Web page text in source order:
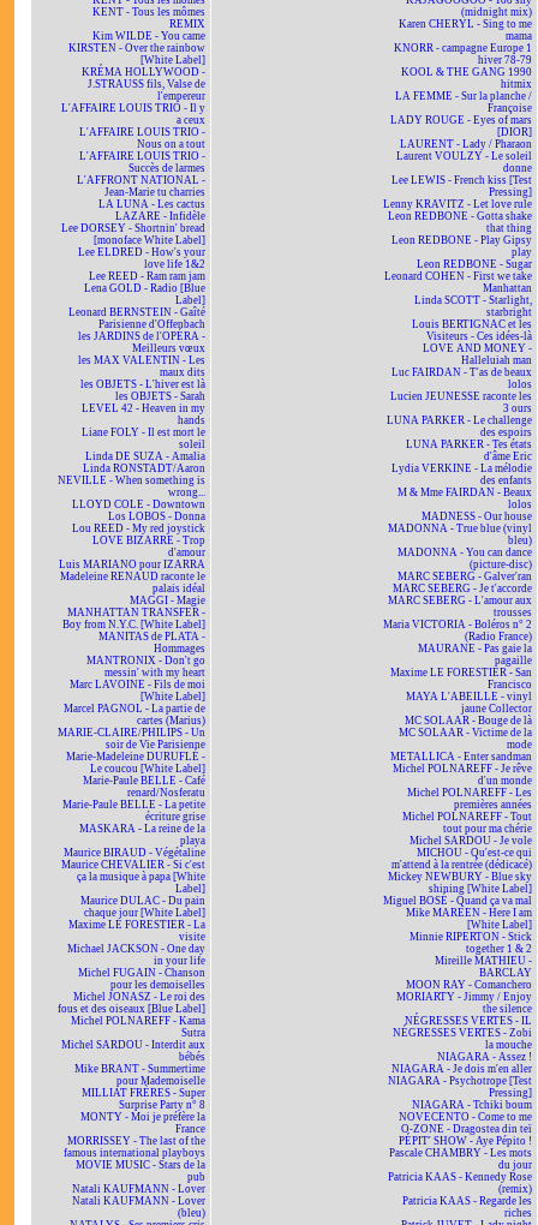
KENT - Tous les mômes
REMIX
Kim WILDE - You came
KIRSTEN - Over the rainbow
[White Label]
KRÉMA HOLLYWOOD -
J.STRAUSS fils, Valse de
l'empereur
L'AFFAIRE LOUIS TRIO - Il y
a ceux
L'AFFAIRE LOUIS TRIO -
Nous on a tout
L'AFFAIRE LOUIS TRIO -
Succès de larmes
L'AFFRONT NATIONAL -
Jean-Marie tu charries
LA LUNA - Les cactus
LAZARE - Infidèle
Lee DORSEY - Shortnin' bread
[monoface White Label]
Lee ELDRED - How's your
love life 1&2
Lee REED - Ram ram jam
Lena GOLD - Radio [Blue
Label]
Leonard BERNSTEIN - Gaîté
Parisienne d'Offenbach
les JARDINS de l'OPÉRA -
Meilleurs vœux
les MAX VALENTIN - Les
maux dits
les OBJETS - L'hiver est là
les OBJETS - Sarah
LEVEL 42 - Heaven in my
hands
Liane FOLY - Il est mort le
soleil
Linda DE SUZA - Amalia
Linda RONSTADT/Aaron
NEVILLE - When something is
wrong...
LLOYD COLE - Downtown
Los LOBOS - Donna
Lou REED - My red joystick
LOVE BIZARRE - Trop
d'amour
Luis MARIANO pour IZARRA
Madeleine RENAUD raconte le
palais idéal
MAGGI - Magie
MANHATTAN TRANSFER -
Boy from N.Y.C. [White Label]
MANITAS de PLATA -
Hommages
MANTRONIX - Don't go
messin' with my heart
Marc LAVOINE - Fils de moi
[White Label]
Marcel PAGNOL - La partie de
cartes (Marius)
MARIE-CLAIRE/PHILIPS - Un
soir de Vie Parisienne
Marie-Madeleine DURUFLÉ -
Le coucou [White Label]
Marie-Paule BELLE - Café
renard/Nosferatu
Marie-Paule BELLE - La petite
écriture grise
MASKARA - La reine de la
playa
Maurice BIRAUD - Végétaline
Maurice CHEVALIER - Si c'est
ça la musique à papa [White
Label]
Maurice DULAC - Du pain
chaque jour [White Label]
Maxime LE FORESTIER - La
visite
Michael JACKSON - One day
in your life
Michel FUGAIN - Chanson
pour les demoiselles
Michel JONASZ - Le roi des
fous et des oiseaux [Blue Label]
Michel POLNAREFF - Kama
Sutra
Michel SARDOU - Interdit aux
bébés
Mike BRANT - Summertime
pour Mademoiselle
MILLIAT FRÈRES - Super
Surprise Party n° 8
MONTY - Moi je préfère la
France
MORRISSEY - The last of the
famous international playboys
MOVIE MUSIC - Stars de la
pub
Natali KAUFMANN - Lover
Natali KAUFMANN - Lover
(bleu)
(midnight mix)
Karen CHERYL - Sing to me
mama
KNORR - campagne Europe 1
hiver 78-79
KOOL & THE GANG 1990
hitmix
LA FEMME - Sur la planche /
Françoise
LADY ROUGE - Eyes of mars
[DIOR]
LAURENT - Lady / Pharaon
Laurent VOULZY - Le soleil
donne
Lee LEWIS - French kiss [Test
Pressing]
Lenny KRAVITZ - Let love rule
Leon REDBONE - Gotta shake
that thing
Leon REDBONE - Play Gipsy
play
Leon REDBONE - Sugar
Leonard COHEN - First we take
Manhattan
Linda SCOTT - Starlight,
starbright
Louis BERTIGNAC et les
Visiteurs - Ces idées-là
LOVE AND MONEY -
Halleluiah man
Luc FAIRDAN - T'as de beaux
lolos
Lucien JEUNESSE raconte les
3 ours
LUNA PARKER - Le challenge
des espoirs
LUNA PARKER - Tes états
d'âme Eric
Lydia VERKINE - La mélodie
des enfants
M & Mme FAIRDAN - Beaux
lolos
MADNESS - Our house
MADONNA - True blue (vinyl
bleu)
MADONNA - You can dance
(picture-disc)
MARC SEBERG - Galver'ran
MARC SEBERG - Je t'accorde
MARC SEBERG - L'amour aux
trousses
Maria VICTORIA - Boléros n° 2
(Radio France)
MAURANE - Pas gaie la
pagaille
Maxime LE FORESTIER - San
Francisco
MAYA L'ABEILLE - vinyl
jaune Collector
MC SOLAAR - Bouge de là
MC SOLAAR - Victime de la
mode
METALLICA - Enter sandman
Michel POLNAREFF - Je rêve
d'un monde
Michel POLNAREFF - Les
premières années
Michel POLNAREFF - Tout
tout pour ma chérie
Michel SARDOU - Je vole
MICHOU - Qu'est-ce qui
m'attend à la rentrée (dédicacé)
Mickey NEWBURY - Blue sky
shining [White Label]
Miguel BOSÉ - Quand ça va mal
Mike MAREEN - Here I am
[White Label]
Minnie RIPERTON - Stick
together 1 & 2
Mireille MATHIEU -
BARCLAY
MOON RAY - Comanchero
MORIARTY - Jimmy / Enjoy
the silence
NÉGRESSES VERTES - IL
NÉGRESSES VERTES - Zobi
la mouche
NIAGARA - Assez !
NIAGARA - Je dois m'en aller
NIAGARA - Psychotrope [Test
Pressing]
NIAGARA - Tchiki boum
NOVECENTO - Come to me
O-ZONE - Dragostea din teï
PÉPIT' SHOW - Aye Pépito !
Pascale CHAMBRY - Les mots
du jour
Patricia KAAS - Kennedy Rose
(remix)
Patricia KAAS - Regarde les
riches